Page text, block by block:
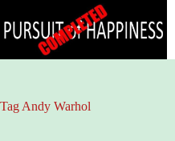
naar
de
Tag Andy Warhol